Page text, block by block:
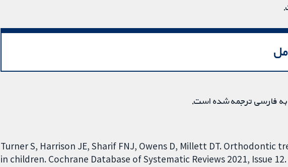
به فارسی ترجمه شده است.
Turner S, Harrison JE, Sharif FNJ, Owens D, Millett DT.
in children. Cochrane Database of Systematic Reviews 2021, Issue 12.